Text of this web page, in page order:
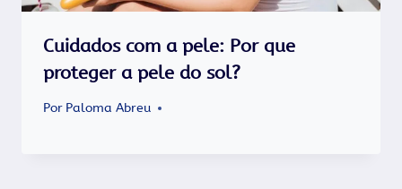
Cuidados com a pele: Por que
proteger a pele do sol?
Por Paloma Abreu